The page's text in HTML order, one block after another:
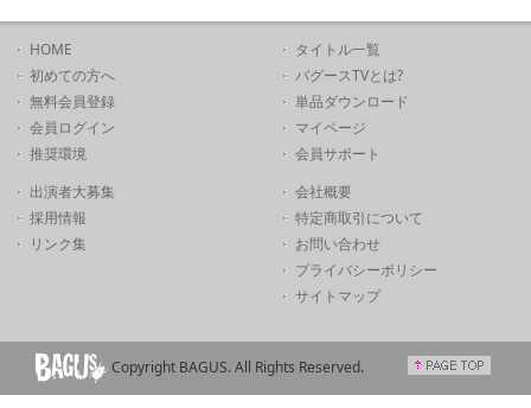
HOME
初めての方へ
無料会員登録
会員ログイン
推奨環境
タイトル一覧
バグースTVとは?
単品ダウンロード
マイページ
会員サポート
出演者大募集
採用情報
リンク集
会社概要
特定商取引について
お問い合わせ
プライバシーポリシー
サイトマップ
Copyright BAGUS. All Rights Reserved.